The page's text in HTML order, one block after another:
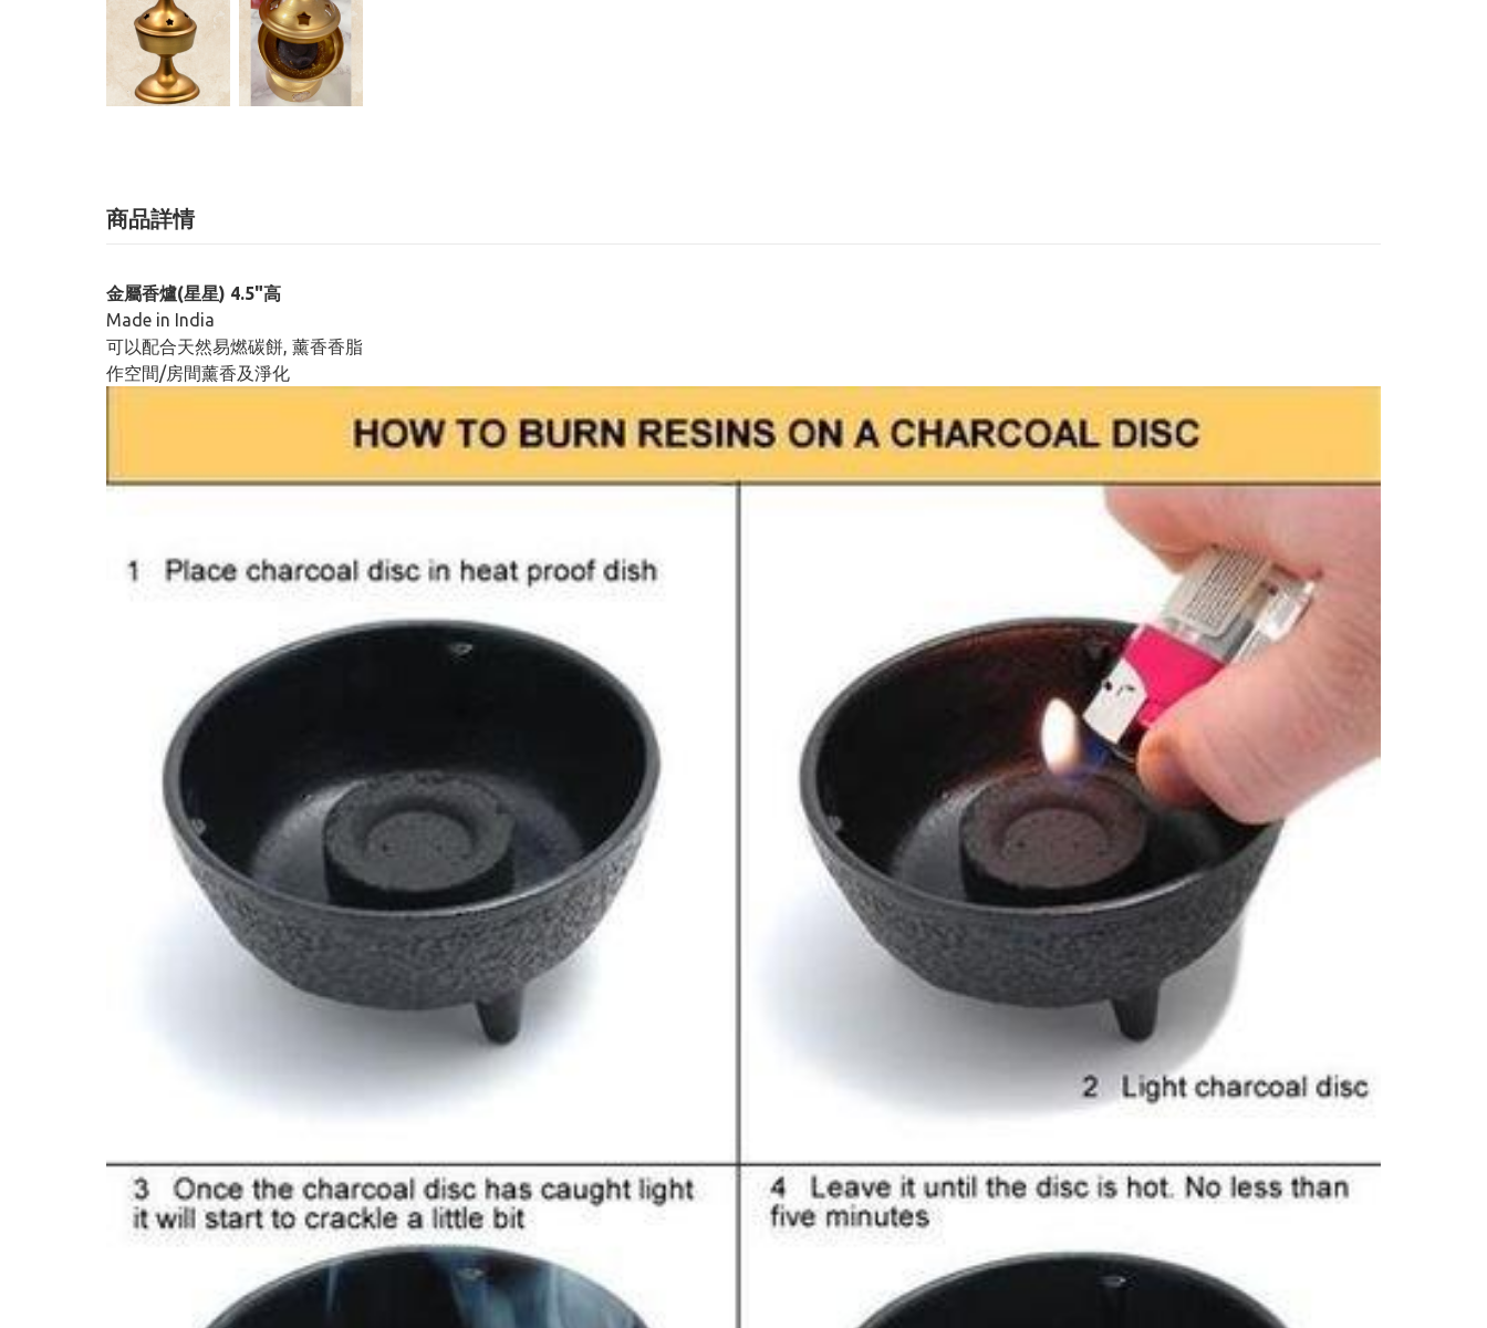
商品詳情
金屬香爐(星星) 4.5"高
Made in India
可以配合天然易燃碳餅, 薰香香脂
作空間/房間薰香及淨化